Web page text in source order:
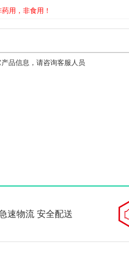
用，非食用！
产品信息，请咨询客服人员
速物流 安全配送